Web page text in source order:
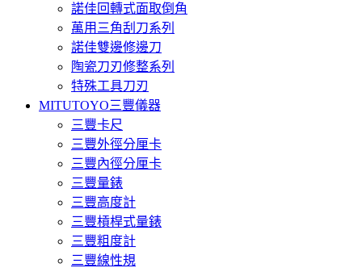
諾佳回轉式面取倒角
萬用三角刮刀系列
諾佳雙邊修邊刀
陶瓷刀刃修整系列
特殊工具刀刃
MITUTOYO三豐儀器
三豐卡尺
三豐外徑分厘卡
三豐內徑分厘卡
三豐量錶
三豐高度計
三豐槓桿式量錶
三豐粗度計
三豐線性規